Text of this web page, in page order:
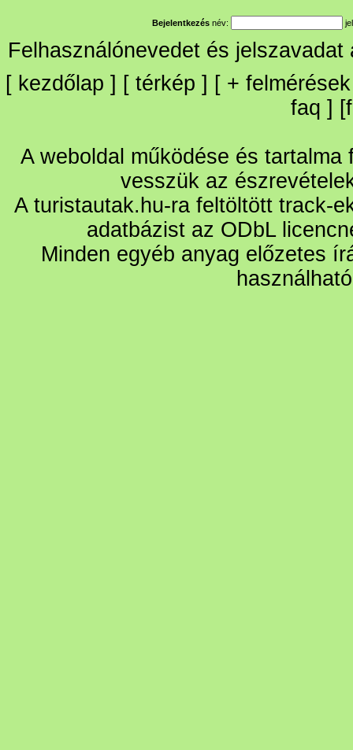
Bejelentkezés név:
Felhasználónevedet és
[ kezdőlap ] [ térkép ] [ + felmérések
faq ] [
A weboldal működése és
vesszük az
A turistautak.hu-ra feltöltött track-
adatbázist az ODbL
Minden egyéb anyag előzetes